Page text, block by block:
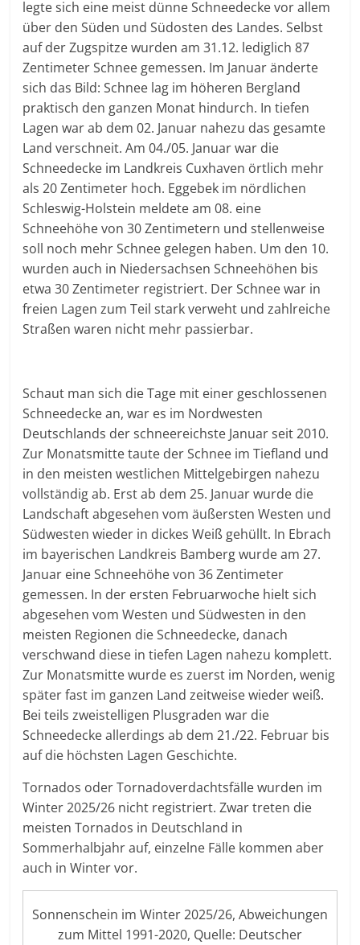
legte sich eine meist dünne Schneedecke vor allem
über den Süden und Südosten des Landes. Selbst
auf der Zugspitze wurden am 31.12. lediglich 87
Zentimeter Schnee gemessen. Im Januar änderte
sich das Bild: Schnee lag im höheren Bergland
praktisch den ganzen Monat hindurch. In tiefen
Lagen war ab dem 02. Januar nahezu das gesamte
Land verschneit. Am 04./05. Januar war die
Schneedecke im Landkreis Cuxhaven örtlich mehr
als 20 Zentimeter hoch. Eggebek im nördlichen
Schleswig-Holstein meldete am 08. eine
Schneehöhe von 30 Zentimetern und stellenweise
soll noch mehr Schnee gelegen haben. Um den 10.
wurden auch in Niedersachsen Schneehöhen bis
etwa 30 Zentimeter registriert. Der Schnee war in
freien Lagen zum Teil stark verweht und zahlreiche
Straßen waren nicht mehr passierbar.
Schaut man sich die Tage mit einer geschlossenen
Schneedecke an, war es im Nordwesten
Deutschlands der schneereichste Januar seit 2010.
Zur Monatsmitte taute der Schnee im Tiefland und
in den meisten westlichen Mittelgebirgen nahezu
vollständig ab. Erst ab dem 25. Januar wurde die
Landschaft abgesehen vom äußersten Westen und
Südwesten wieder in dickes Weiß gehüllt. In Ebrach
im bayerischen Landkreis Bamberg wurde am 27.
Januar eine Schneehöhe von 36 Zentimeter
gemessen. In der ersten Februarwoche hielt sich
abgesehen vom Westen und Südwesten in den
meisten Regionen die Schneedecke, danach
verschwand diese in tiefen Lagen nahezu komplett.
Zur Monatsmitte wurde es zuerst im Norden, wenig
später fast im ganzen Land zeitweise wieder weiß.
Bei teils zweistelligen Plusgraden war die
Schneedecke allerdings ab dem 21./22. Februar bis
auf die höchsten Lagen Geschichte.
Tornados oder Tornadoverdachtsfälle wurden im
Winter 2025/26 nicht registriert. Zwar treten die
meisten Tornados in Deutschland in
Sommerhalbjahr auf, einzelne Fälle kommen aber
auch in Winter vor.
Sonnenschein im Winter 2025/26, Abweichungen
zum Mittel 1991-2020, Quelle: Deutscher